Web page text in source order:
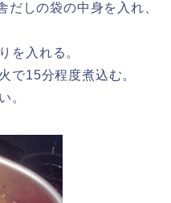
だしの袋の中身を入れ、
を入れる。
で15分程度煮込む。
。